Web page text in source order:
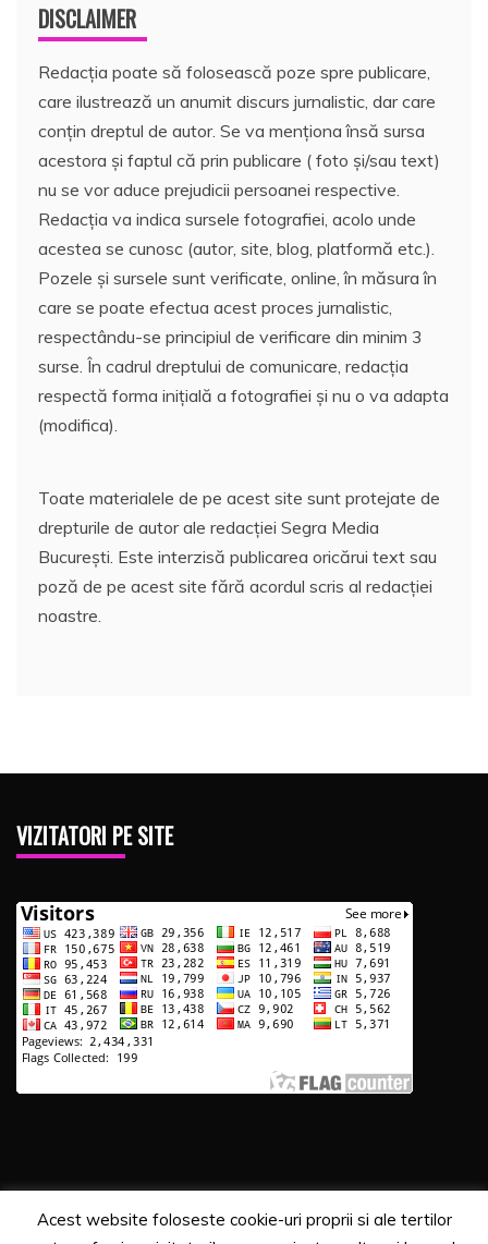
DISCLAIMER
Redacția poate să folosească poze spre publicare,
care ilustrează un anumit discurs jurnalistic, dar care
conțin dreptul de autor. Se va menționa însă sursa
acestora și faptul că prin publicare ( foto și/sau text)
nu se vor aduce prejudicii persoanei respective.
Redacția va indica sursele fotografiei, acolo unde
acestea se cunosc (autor, site, blog, platformă etc.).
Pozele și sursele sunt verificate, online, în măsura în
care se poate efectua acest proces jurnalistic,
respectându-se principiul de verificare din minim 3
surse. În cadrul dreptului de comunicare, redacția
respectă forma inițială a fotografiei și nu o va adapta
(modifica).
Toate materialele de pe acest site sunt protejate de
drepturile de autor ale redacției Segra Media
București. Este interzisă publicarea oricărui text sau
poză de pe acest site fără acordul scris al redacției
noastre.
VIZITATORI PE SITE
Copyrights. © 2020 Segra Media
Acest website foloseste cookie-uri proprii si ale tertilor